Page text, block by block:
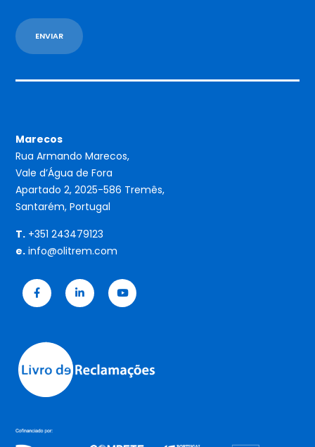
Marecos
Rua Armando Marecos,
Vale d’Água de Fora
Apartado 2, 2025-586 Tremês,
Santarém, Portugal
T. +351 243479123
e. info@olitrem.com